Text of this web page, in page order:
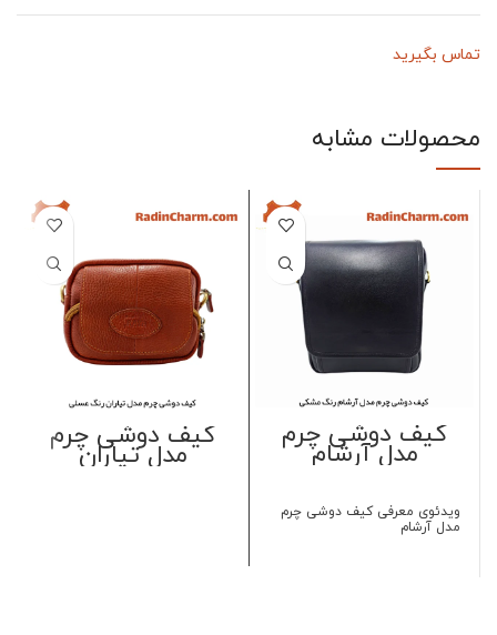
تماس بگیرید
محصولات مشابه
کیف دوشی چرم
مدل آرشام
ویدئوی معرفی کیف دوشی چرم
مدل آرشام
کیف دوشی چرم
مدل تیاران